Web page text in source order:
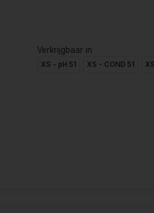
Verkrijgbaar in
XS - pH 51 XS - COND 51